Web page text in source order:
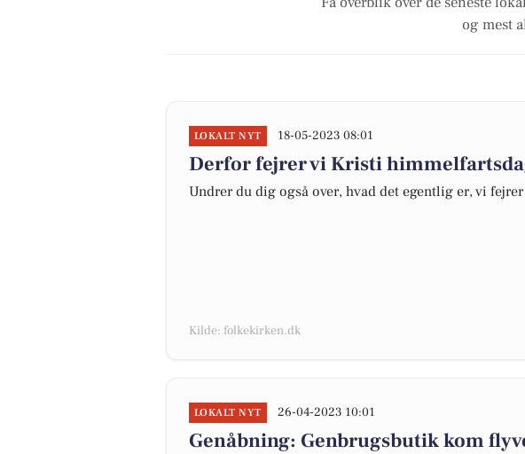
og mest
LOKALT NYT 18-05-2023 08:01
Derfor fejrer vi Kristi
Undrer du dig også over, hvad det egentlig er, vi
Kilde: folkekirken.dk
LOKALT NYT 26-04-2023 10:01
Genåbning: Genbrugsbutik kom